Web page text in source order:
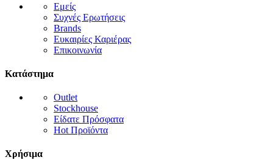
Εμείς
Συχνές Ερωτήσεις
Brands
Ευκαιρίες Καριέρας
Επικοινωνία
Κατάστημα
Outlet
Stockhouse
Είδατε Πρόσφατα
Hot Προϊόντα
Χρήσιμα